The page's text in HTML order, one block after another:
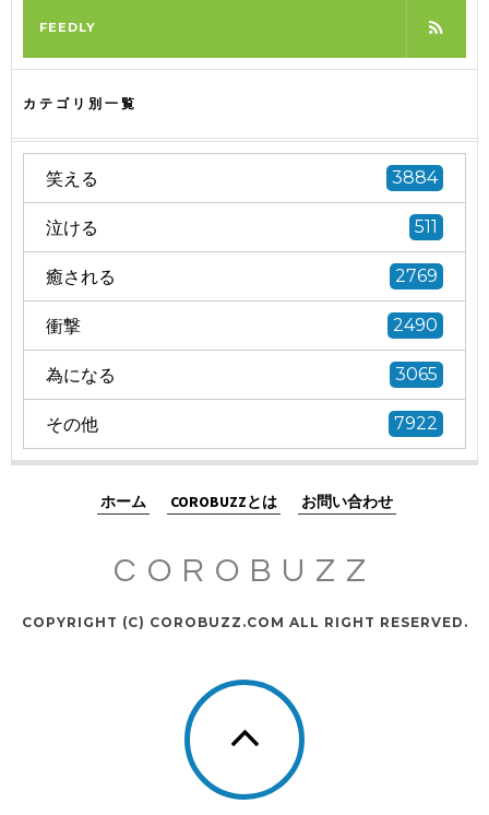
FEEDLY
カテゴリ別一覧
笑える 3884
泣ける 511
癒される 2769
衝撃 2490
為になる 3065
その他 7922
ホーム COROBUZZとは お問い合わせ
COROBUZZ
COPYRIGHT (C) COROBUZZ.COM ALL RIGHT RESERVED.